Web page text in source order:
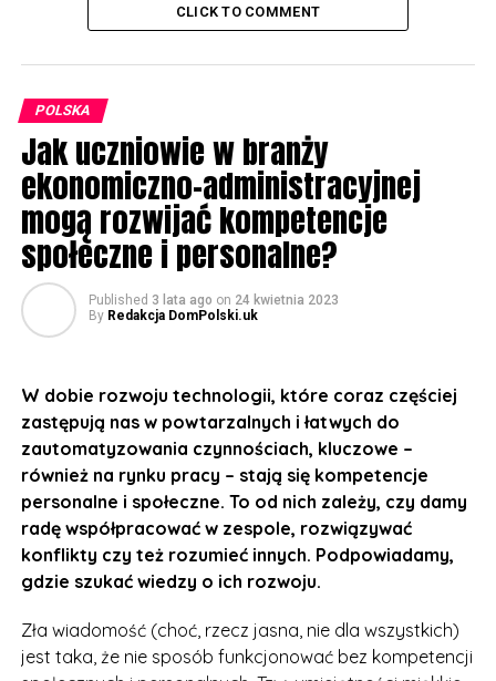
CLICK TO COMMENT
POLSKA
Jak uczniowie w branży
ekonomiczno-administracyjnej
mogą rozwijać kompetencje
społeczne i personalne?
Published 3 lata ago on 24 kwietnia 2023
By Redakcja DomPolski.uk
W dobie rozwoju technologii, które coraz częściej
zastępują nas w powtarzalnych i łatwych do
zautomatyzowania czynnościach, kluczowe –
również na rynku pracy – stają się kompetencje
personalne i społeczne. To od nich zależy, czy damy
radę współpracować w zespole, rozwiązywać
konflikty czy też rozumieć innych. Podpowiadamy,
gdzie szukać wiedzy o ich rozwoju.
Zła wiadomość (choć, rzecz jasna, nie dla wszystkich)
jest taka, że nie sposób funkcjonować bez kompetencji